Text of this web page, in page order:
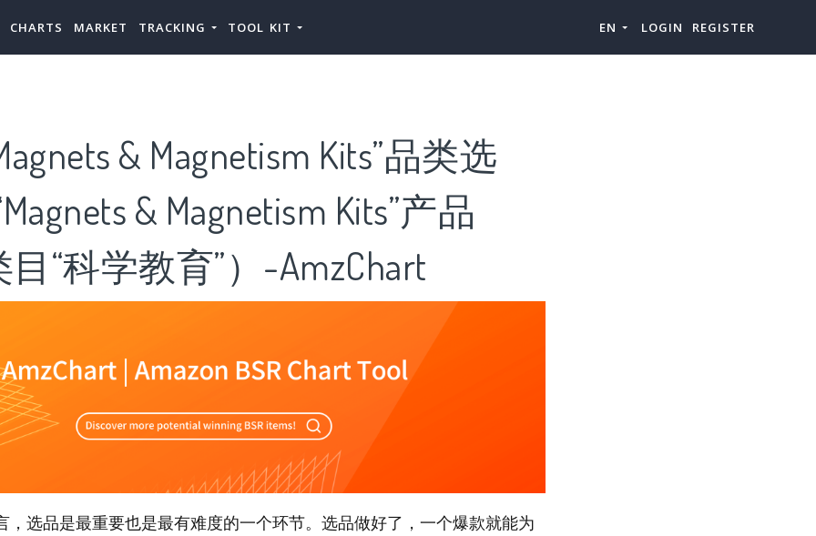
CHARTS MARKET TRACKING TOOL KIT EN LOGIN REGISTER
& Magnetism Kits”品类选
& Magnetism Kits”产品
“科学教育”）-AmzChart
，选品是最重要也是最有难度的一个环节。选品做好了，一个爆款就能为